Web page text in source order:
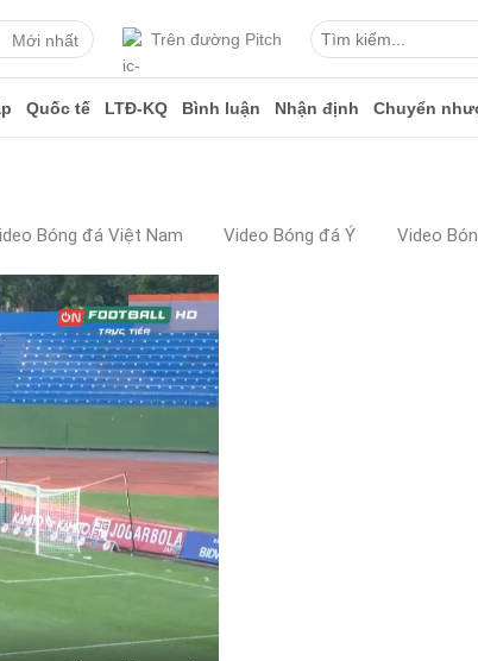
Mới nhất Trên đường Pitch
Quốc tế LTĐ-KQ Bình luận Nhận định Chuyển
Bóng đá Việt Nam Video Bóng đá Ý Video